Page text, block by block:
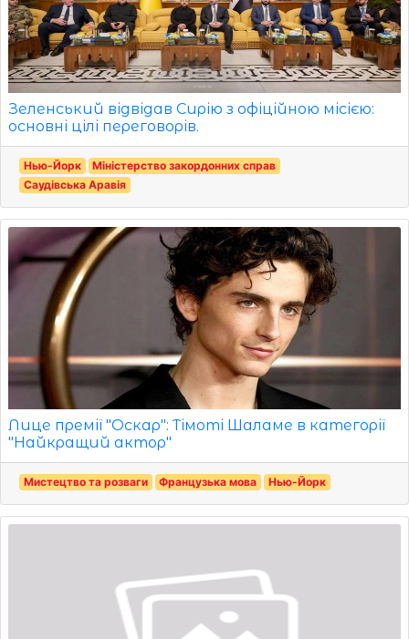
Зеленський відвідав Сирію з офіційною місією:
основні цілі переговорів.
Нью-Йорк
Міністерство закордонних справ
Саудівська Аравія
Лице премії "Оскар": Тімоті Шаламе в категорії
"Найкращий актор"
Мистецтво та розваги Французька мова Нью-Йорк